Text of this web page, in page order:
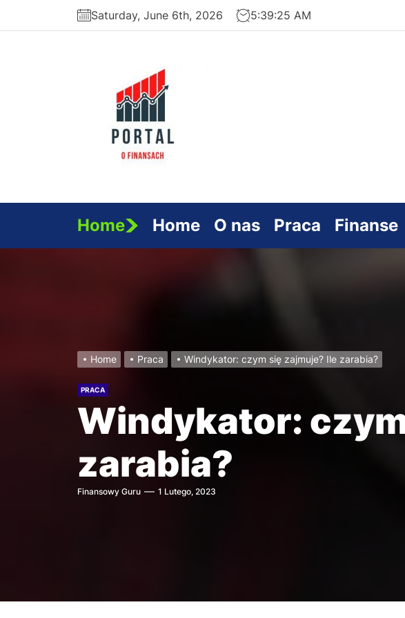
Saturday, June 6th, 2026 5:39:26 AM
Home Home O nas Praca Finanse
Home Praca Windykator: czym się zajmuje? Ile zarabia?
PRACA
Windykator:
zarabia?
Finansowy Guru 1 Lutego, 2023